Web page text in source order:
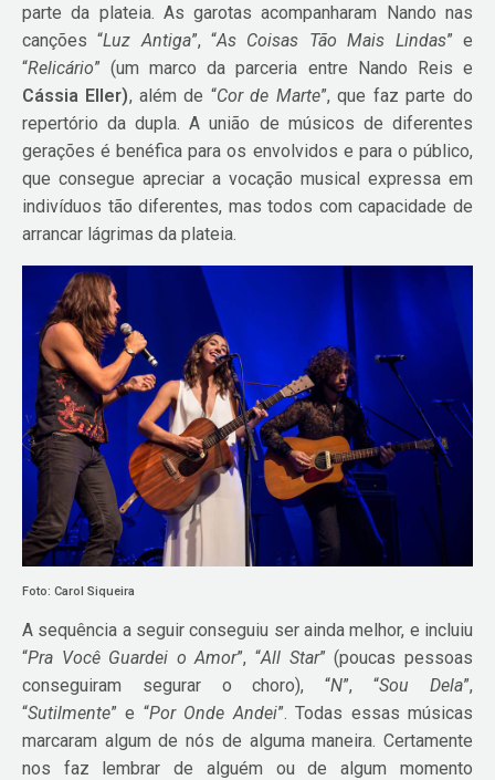
parte da plateia. As garotas acompanharam Nando nas
canções “Luz Antiga”, “As Coisas Tão Mais Lindas” e
“Relicário” (um marco da parceria entre Nando Reis e
Cássia Eller), além de “Cor de Marte”, que faz parte do
repertório da dupla. A união de músicos de diferentes
gerações é benéfica para os envolvidos e para o público,
que consegue apreciar a vocação musical expressa em
indivíduos tão diferentes, mas todos com capacidade de
arrancar lágrimas da plateia.
Foto: Carol Siqueira
A sequência a seguir conseguiu ser ainda melhor, e incluiu
“Pra Você Guardei o Amor”, “All Star” (poucas pessoas
conseguiram segurar o choro), “N”, “Sou Dela”,
“Sutilmente” e “Por Onde Andei”. Todas essas músicas
marcaram algum de nós de alguma maneira. Certamente
nos faz lembrar de alguém ou de algum momento